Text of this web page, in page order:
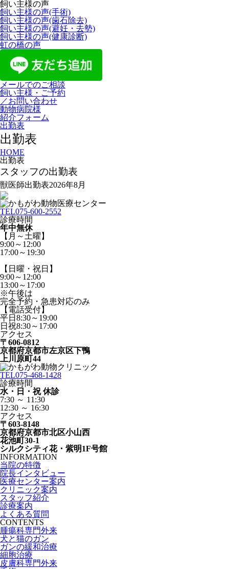
飼い主様の声
飼い主様の声(手術)
飼い主様の声(歯石除去)
飼い主様の声(避妊・去勢)
飼い主様の声(健康診断)
虹の橋の声
メールでのご相談
飼い主様・ご予約
／お問い合わせ
動物病院様
紹介フォーム
出勤表
出勤表
HOME
出勤表
スタッフの出勤表
獣医師出勤表2026年8月
TEL075-600-2552
診療時間
年中無休
【月～土曜】
9:00～12:00
17:00～19:30
【日曜・祝日】
9:00～12:00
13:00～17:00
※午後は
完全予約・急患対応のみ
【電話受付】
平日8:30～19:00
日祝8:30～17:00
アクセス
〒606-0812
京都府京都市左京区下鴨
上川原町44
TEL075-468-1428
診療時間
水・日・祝 休診
7:30 ～ 11:30
12:30 ～ 16:30
アクセス
〒603-8148
京都府京都市北区小山西
花池町30-1
シルクシティ花・紫明1F号館
INFORMATION
当院の特徴
院長インタビュー
医療センター案内
クリニック案内
スタッフ紹介
診療案内
よくある質問
CONTENTS
腫瘍科専門外来
犬と猫のガン
ガンの緩和治療
細胞治療
皮膚科専門外来